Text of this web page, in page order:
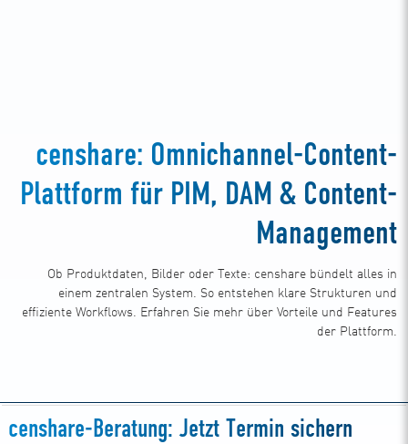
censhare: Omnichannel-Content-
Plattform für PIM, DAM & Content-
Management
Ob Produktdaten, Bilder oder Texte: censhare bündelt alles in
einem zentralen System. So entstehen klare Strukturen und
effiziente Workflows. Erfahren Sie mehr über Vorteile und Features
der Plattform.
censhare-Beratung: Jetzt Termin sichern